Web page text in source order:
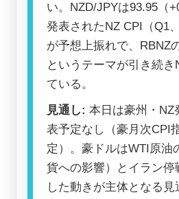
い。NZD/JPYは93.95（
発表されたNZ CPI（Q1
が予想上振れで、RBNZ
というテーマが引き続き
ている。
見通し: 本日は豪州・NZ
表予定なし（豪月次CPI
定）。豪ドルはWTI原油
貨への影響）とイラン停
した動きが主体となる見